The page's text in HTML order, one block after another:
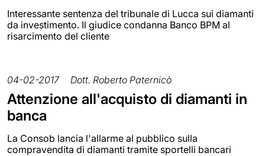
Interessante sentenza del tribunale di Lucca sui diamanti
da investimento. Il giudice condanna Banco BPM al
risarcimento del cliente
04-02-2017 Dott. Roberto Paternicò
Attenzione all'acquisto di diamanti in
banca
La Consob lancia l'allarme al pubblico sulla
compravendita di diamanti tramite sportelli bancari